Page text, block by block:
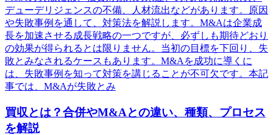
デューデリジェンスの不備、人材流出などがあります。原因
や失敗事例を通して、対策法を解説します。M&Aは企業成
長を加速させる成長戦略の一つですが、必ずしも期待どおり
の効果が得られるとは限りません。当初の目標を下回り、失
敗とみなされるケースもあります。M&Aを成功に導くに
は、失敗事例を知って対策を講じることが不可欠です。本記
事では、M&Aが失敗とみ
買収とは？合併やM&Aとの違い、種類、プロセス
を解説